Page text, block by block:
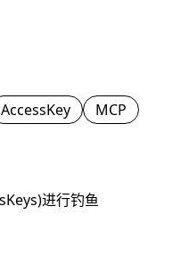
AccessKey
MCP
进行钓鱼